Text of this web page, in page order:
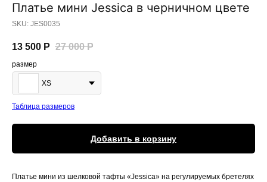
Платье мини Jessica в черничном цвете
SKU: JES0035
13 500 Р 27 000 Р
размер
XS
Таблица размеров
Добавить в корзину
Платье мини из шелковой тафты «Jessica» на регулируемых бретелях